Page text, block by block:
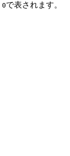
0で表されます。